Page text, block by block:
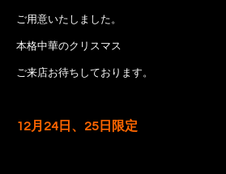
ご用意いたしました。
本格中華のクリスマス
ご来店お待ちしております。
12月24日、25日限定